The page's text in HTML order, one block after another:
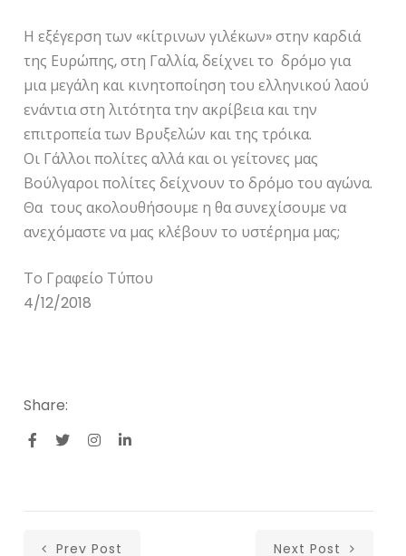
Η εξέγερση των «κίτρινων γιλέκων» στην καρδιά
της Ευρώπης, στη Γαλλία, δείχνει το δρόμο για
μια μεγάλη και κινητοποίηση του ελληνικού λαού
ενάντια στη λιτότητα την ακρίβεια και την
επιτροπεία των Βρυξελών και της τρόικα.
Οι Γάλλοι πολίτες αλλά και οι γείτονες μας
Βούλγαροι πολίτες δείχνουν το δρόμο του αγώνα.
Θα τους ακολουθήσουμε η θα συνεχίσουμε να
ανεχόμαστε να μας κλέβουν το υστέρημα μας;
Το Γραφείο Τύπου
4/12/2018
Share:
Prev Post Next Post